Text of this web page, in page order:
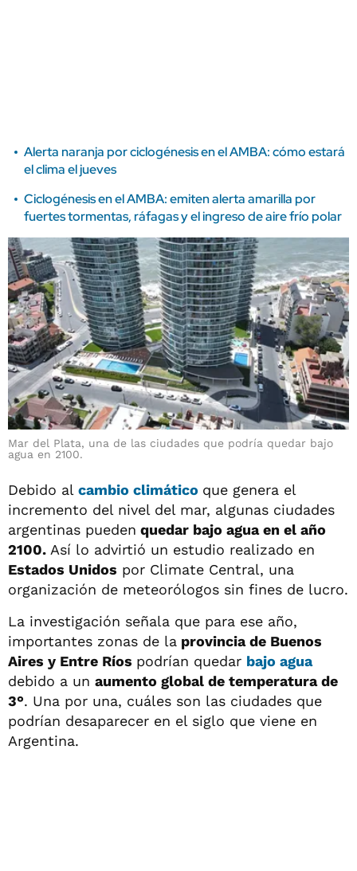
Alerta naranja por ciclogénesis en el AMBA: cómo estará
el clima el jueves
Ciclogénesis en el AMBA: emiten alerta amarilla por
fuertes tormentas, ráfagas y el ingreso de aire frío polar
Mar del Plata, una de las ciudades que podría quedar bajo
agua en 2100.
Debido al cambio climático que genera el
incremento del nivel del mar, algunas ciudades
argentinas pueden quedar bajo agua en el año
2100. Así lo advirtió un estudio realizado en
Estados Unidos por Climate Central, una
organización de meteorólogos sin fines de lucro.
La investigación señala que para ese año,
importantes zonas de la provincia de Buenos
Aires y Entre Ríos podrían quedar bajo agua
debido a un aumento global de temperatura de
3°. Una por una, cuáles son las ciudades que
podrían desaparecer en el siglo que viene en
Argentina.